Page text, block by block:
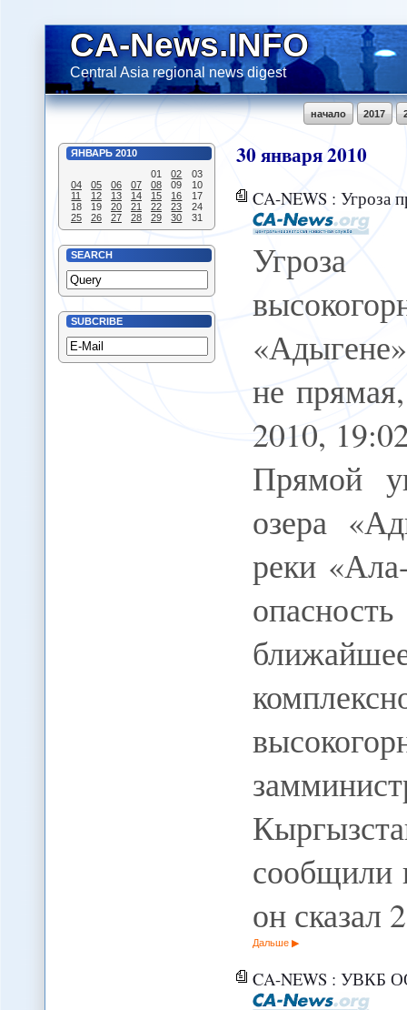
CA-News.INFO
Central Asia regional news digest
2017
начало
ЯНВАРЬ 2010
01
02
03
04
05 06 07 08 09
10
11
12 13 14 15 16
17
18
19 20 21 22 23
24
25
26 27 28 29 30 31
SEARCH
SUBCRIBE
30января2010
CA-NEWS : Угроза прорыва высокогорного
не
2010,
Прямой
озера
реки
сообщили
он сказал
Дальше
CA-NEWS : УВКБ ООН